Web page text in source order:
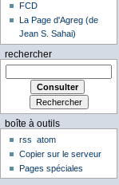
FCD
La Page d'Agreg (de
Jean S. Sahai)
rechercher
boîte à outils
rss
atom
Copier sur le serveur
Pages spéciales